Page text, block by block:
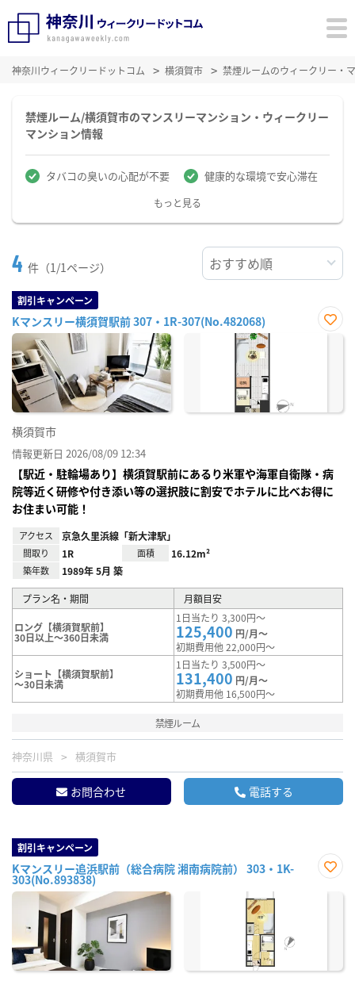
神奈川ウィークリードットコム 横須賀市 禁煙ルームのウィークリー・
禁煙ルーム/横須賀市のマンスリーマンション・ウィークリー
マンション情報
タバコの臭いの心配が不要 健康的な環境で安心滞在
もっと見る
4 件（1/1ページ）
割引キャンペーン
Kマンスリー横須賀駅前 307・1R-307(No.482068)
お気
横須賀市
情報更新日 2026/08/09 12:34
【駅近・駐輪場あり】横須賀駅前にあるり米軍や海軍自衛隊・病
院等近く研修や付き添い等の選択肢に割安でホテルに比べお得に
お住まい可能！
アクセス 京急久里浜線「新大津駅」
間取り 1R 面積 16.12m²
築年数 1989年 5月 築
プラン名・期間 月額目安
ロング【横須賀駅前】
30日以上～360日未満
1日当たり 3,300円～
125,400 円/月～
初期費用他 22,000円～
ショート【横須賀駅前】
～30日未満
1日当たり 3,500円～
131,400 円/月～
初期費用他 16,500円～
禁煙ルーム
神奈川県 横須賀市
お問合わせ 電話する
割引キャンペーン
Kマンスリー追浜駅前（総合病院 湘南病院前） 303・1K-
303(No.893838)
に入